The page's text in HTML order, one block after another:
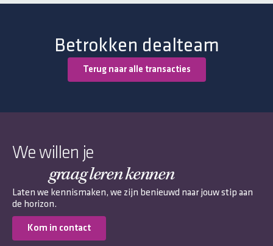
Betrokken dealteam
Terug naar alle transacties
We willen je
graag leren kennen
Laten we kennismaken, we zijn benieuwd naar jouw stip aan
de horizon.
Kom in contact